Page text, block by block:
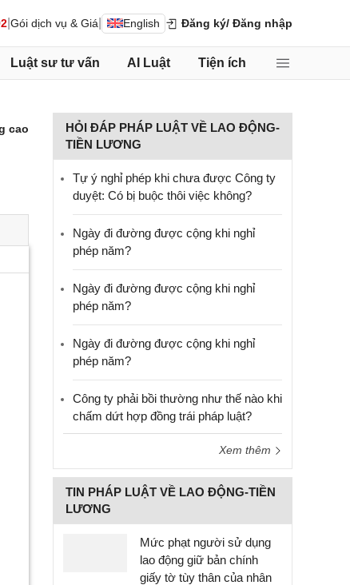
Gói dịch vụ & Giá English Đăng ký/ Đăng nhập
Luật sư tư vấn AI Luật Tiện ích
cao
HỎI ĐÁP PHÁP LUẬT VỀ LAO ĐỘNG-
TIỀN LƯƠNG
Tự ý nghỉ phép khi chưa được Công ty
duyệt: Có bị buộc thôi việc không?
Ngày đi đường được cộng khi nghỉ
phép năm?
Ngày đi đường được cộng khi nghỉ
phép năm?
Ngày đi đường được cộng khi nghỉ
phép năm?
Công ty phải bồi thường như thế nào khi
chấm dứt hợp đồng trái pháp luật?
Xem thêm
TIN PHÁP LUẬT VỀ LAO ĐỘNG-TIỀN
LƯƠNG
Mức phạt người sử dụng
lao động giữ bản chính
giấy tờ tùy thân của nhân